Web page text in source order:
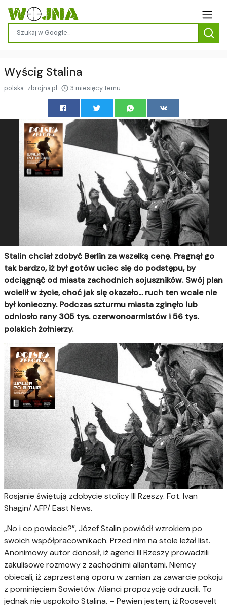
Wyścig Stalina
polska-zbrojna.pl 3 miesięcy temu
Stalin chciał zdobyć Berlin za wszelką cenę. Pragnął go
tak bardzo, iż był gotów uciec się do podstępu, by
odciągnąć od miasta zachodnich sojuszników. Swój plan
wcielił w życie, choć jak się okazało... ruch ten wcale nie
był konieczny. Podczas szturmu miasta zginęło lub
odniosło rany 305 tys. czerwonoarmistów i 56 tys.
polskich żołnierzy.
Rosjanie świętują zdobycie stolicy III Rzeszy. Fot. Ivan
Shagin/ AFP/ East News.
„No i co powiecie?”, Józef Stalin powiódł wzrokiem po
swoich współpracownikach. Przed nim na stole leżał list.
Anonimowy autor donosił, iż agenci III Rzeszy prowadzili
zakulisowe rozmowy z zachodnimi aliantami. Niemcy
obiecali, iż zaprzestaną oporu w zamian za zawarcie pokoju
z pominięciem Sowietów. Alianci propozycję odrzucili. To
jednak nie uspokoiło Stalina. – Pewien jestem, iż Roosevelt